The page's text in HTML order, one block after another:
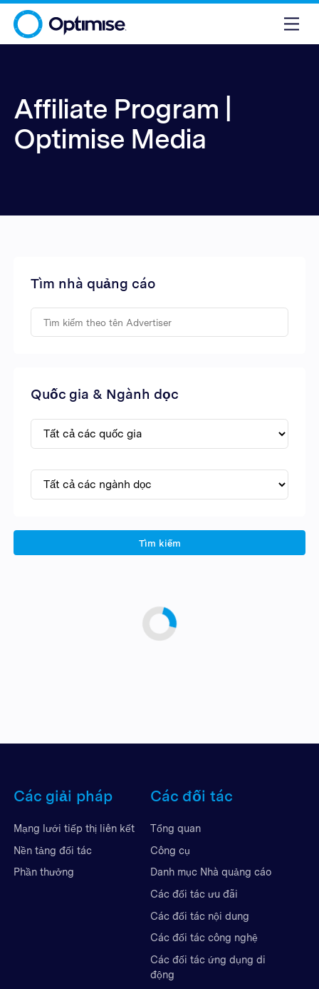
Affiliate Program |
Optimise Media
Tìm nhà quảng cáo
Quốc gia & Ngành dọc
Tìm kiếm
Các giải pháp
Mạng lưới tiếp thị liên kết
Nền tảng đối tác
Phần thưởng
Các đối tác
Tổng quan
Công cụ
Danh mục Nhà quảng cáo
Các đối tác ưu đãi
Các đối tác nội dung
Các đối tác công nghệ
Các đối tác ứng dụng di
động